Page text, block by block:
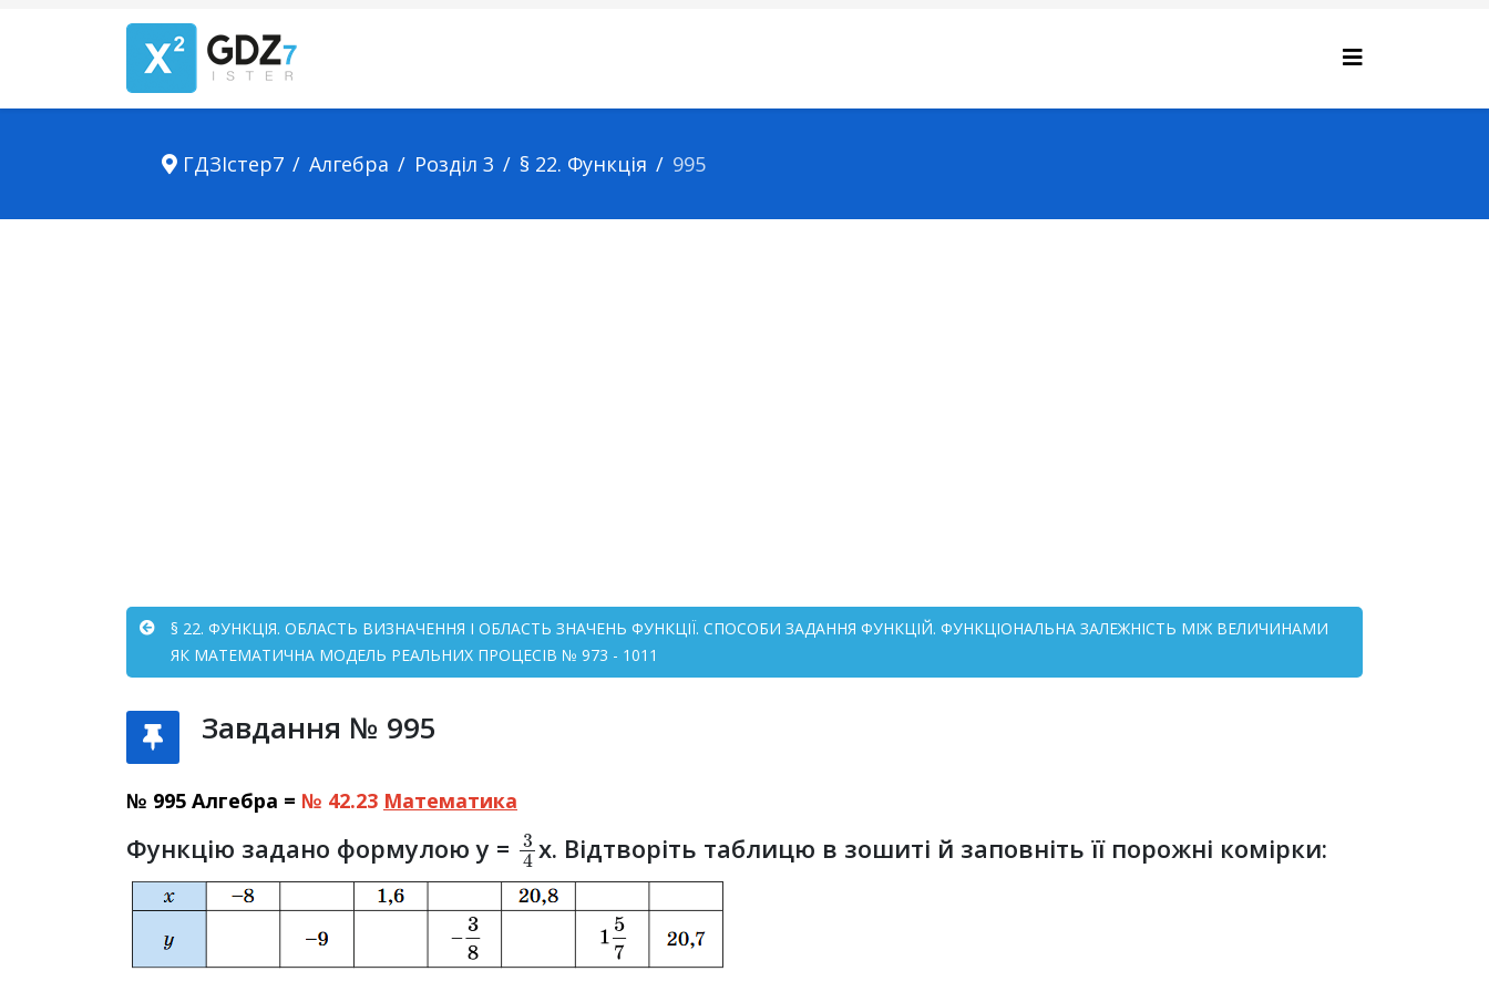
ГДЗІстер7 Алгебра Розділ 3 § 22. Функція 995
§ 22. ФУНКЦІЯ. ОБЛАСТЬ ВИЗНАЧЕННЯ І ОБЛАСТЬ ЗНАЧЕНЬ ФУНКЦІЇ. СПОСОБИ ЗАДАННЯ ФУНКЦІЙ. ФУНКЦІОНАЛЬНА ЗАЛЕЖНІСТЬ МІЖ ВЕЛИЧИНАМИ
ЯК МАТЕМАТИЧНА МОДЕЛЬ РЕАЛЬНИХ ПРОЦЕСІВ № 973 - 1011
Завдання № 995
№ 995 Алгебра = № 42.23 Математика
Функцію задано формулою y = 3 x. Відтворіть таблицю в зошиті й заповніть її порожні комірки: